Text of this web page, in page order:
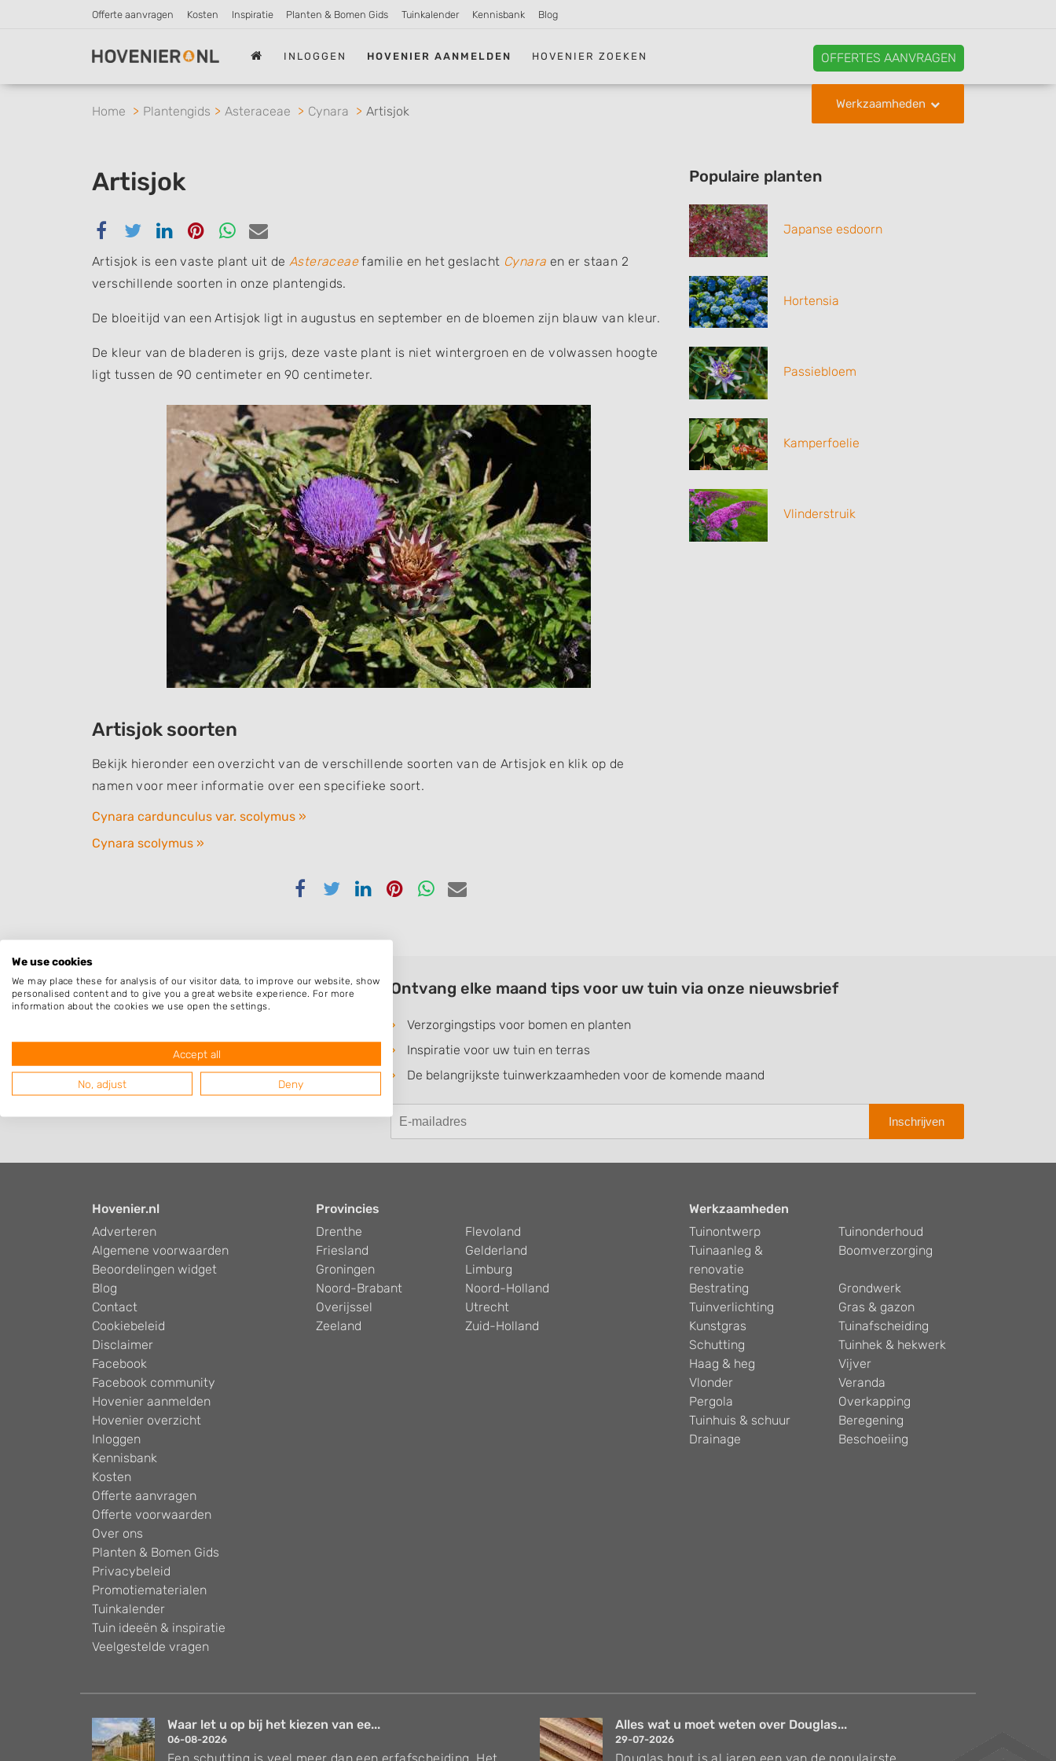
Offerte aanvragen Kosten Inspiratie Planten & Bomen Gids Tuinkalender Kennisbank Blog
INLOGGEN HOVENIER AANMELDEN HOVENIER ZOEKEN OFFERTES AANVRAGEN
Werkzaamheden
Home Plantengids Asteraceae Cynara Artisjok
Artisjok
Delen
Facebook
Delen
Twitter
Delen
Linkedin
Delen
Pinterest
Delen
Whatsapp
Delen
email
Artisjok is een vaste plant uit de Asteraceaefamilie en het geslacht Cynara en er staan 2
verschillende soorten in onze plantengids.
De bloeitijd van een Artisjok ligt in augustus en september en de bloemen zijn blauw van kleur.
De kleur van de bladeren is grijs, deze vaste plant is niet wintergroen en de volwassen hoogte
ligt tussen de 90 centimeter en 90 centimeter.
Artisjok soorten
Bekijk hieronder een overzicht van de verschillende soorten van de Artisjok en klik op de
namen voor meer informatie over een specifieke soort.
Cynara cardunculus var. scolymus »
Cynara scolymus »
DelenDelenDelenDelenDelenDelen
Populaire planten
Japanse esdoorn
Hortensia
Passiebloem
Kamperfoelie
Vlinderstruik
Ontvang elke maand tips voor uw tuin via onze nieuwsbrief
Verzorgingstips voor bomen en planten
Inspiratie voor uw tuin en terras
De belangrijkste tuinwerkzaamheden voor de komende maand
Inschrijven
Hovenier.nl
Adverteren
Algemene voorwaarden
Beoordelingen widget
Blog
Contact
Cookiebeleid
Disclaimer
Facebook
Facebook community
Hovenier aanmelden
Hovenier overzicht
Inloggen
Kennisbank
Kosten
Offerte aanvragen
Offerte voorwaarden
Over ons
Planten & Bomen Gids
Privacybeleid
Promotiematerialen
Tuinkalender
Tuin ideeën & inspiratie
Veelgestelde vragen
Provincies
Drenthe
Flevoland
Friesland
Gelderland
Groningen
Limburg
Noord-Brabant
Noord-Holland
Overijssel
Utrecht
Zeeland
Zuid-Holland
Werkzaamheden
Tuinontwerp
Tuinonderhoud
Tuinaanleg &
renovatie
Boomverzorging
Bestrating
Grondwerk
Tuinverlichting
Gras & gazon
Kunstgras
Tuinafscheiding
Schutting
Tuinhek & hekwerk
Haag & heg
Vijver
Vlonder
Veranda
Pergola
Overkapping
Tuinhuis & schuur
Beregening
Drainage
Beschoeiing
Waar let u op bij het kiezen van ee...
06-08-2026
Alles wat u moet weten over Douglas...
29-07-2026
We use cookies
We may place these for analysis of our visitor data, to improve our website, show
personalised content and to give you a great website experience. For more
information about the cookies we use open the settings.
Accept all
No, adjust Deny